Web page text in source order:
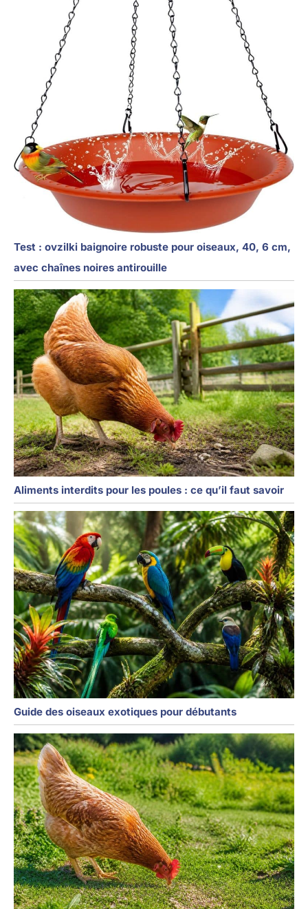
Test : ovzilki baignoire robuste pour oiseaux, 40, 6 cm,
avec chaînes noires antirouille
Aliments interdits pour les poules : ce qu’il faut savoir
Guide des oiseaux exotiques pour débutants